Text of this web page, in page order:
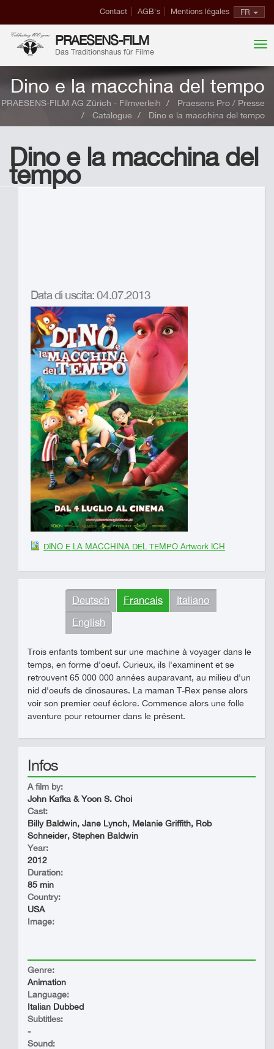
FR
Contact AGB's Mentions légales
PRAESENS-FILM
Das Traditionshaus für Filme
Dino e la macchina del tempo
PRAESENS-FILM AG Zürich - Filmverleih
Praesens Pro / Presse
Catalogue
Dino e la macchina del tempo
Dino e la macchina del
tempo
Data di uscita: 04.07.2013
DINO E LA MACCHINA DEL TEMPO Artwork ICH
Deutsch Francais
Italiano
English
Trois enfants tombent sur une machine à voyager dans le
temps, en forme d'oeuf. Curieux, ils l'examinent et se
retrouvent 65 000 000 années auparavant, au milieu d'un
nid d'oeufs de dinosaures. La maman T-Rex pense alors
voir son premier oeuf éclore. Commence alors une folle
aventure pour retourner dans le présent.
Infos
A film by:
John Kafka & Yoon S. Choi
Cast:
Billy Baldwin, Jane Lynch, Melanie Griffith, Rob
Schneider, Stephen Baldwin
Year:
2012
Duration:
85 min
Country:
USA
Image:
Genre:
Animation
Language:
Italian Dubbed
Subtitles:
-
Sound: